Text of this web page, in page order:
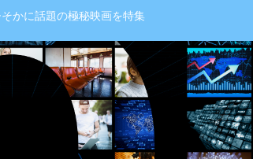
かに話題の極秘映画を特集